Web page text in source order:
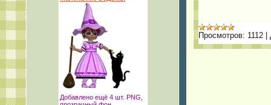
Просмотров: 1112